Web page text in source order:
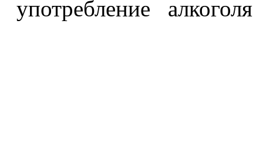
употребление